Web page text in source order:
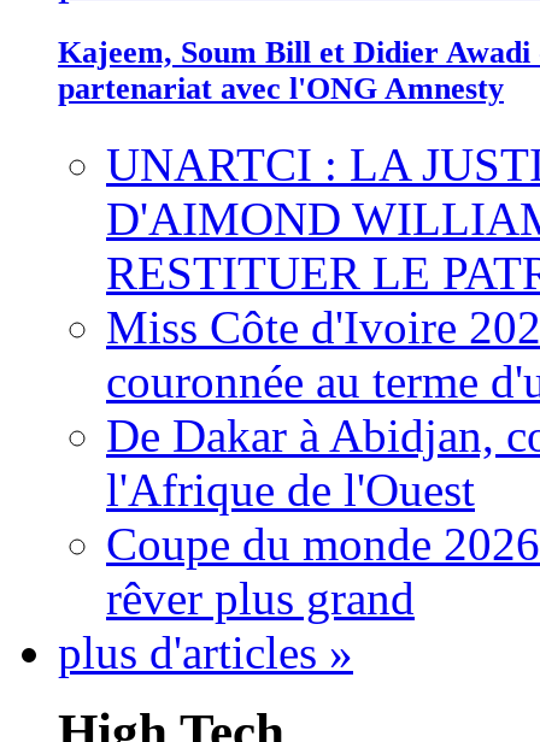
Kajeem, Soum Bill et Didier
partenariat avec l'ONG Amnesty
UNARTCI : LA
D'AIMOND
RESTITUER LE
Miss Côte d'Ivoire
couronnée au terme
De Dakar à Abidjan,
l'Afrique de l'Ouest
Coupe du monde
rêver plus grand
plus d'articles »